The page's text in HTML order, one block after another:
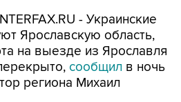
- Украинские
Ярославскую область,
на выезде из Ярославля
сообщил в ночь
региона Михаил